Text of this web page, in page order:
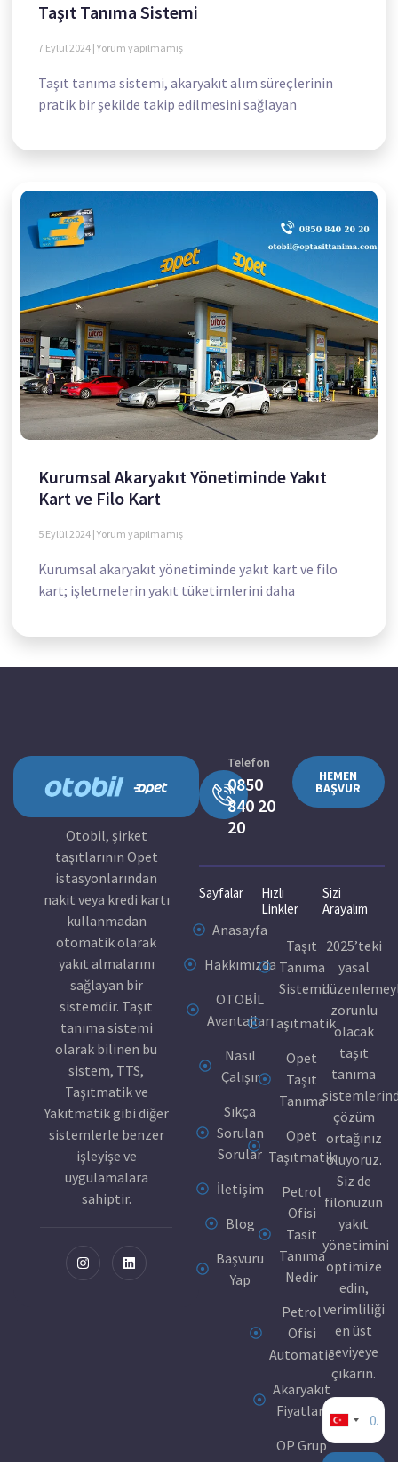
Taşıt Tanıma Sistemi
7 Eylül 2024 Yorum yapılmamış
Taşıt tanıma sistemi, akaryakıt alım süreçlerinin
pratik bir şekilde takip edilmesini sağlayan
Kurumsal Akaryakıt Yönetiminde Yakıt
Kart ve Filo Kart
5 Eylül 2024 Yorum yapılmamış
Kurumsal akaryakıt yönetiminde yakıt kart ve filo
kart; işletmelerin yakıt tüketimlerini daha
Otobil, şirket
taşıtlarının Opet
istasyonlarından
nakit veya kredi kartı
kullanmadan
otomatik olarak
yakıt almalarını
sağlayan bir
sistemdir. Taşıt
tanıma sistemi
olarak bilinen bu
sistem, TTS,
Taşıtmatik ve
Yakıtmatik gibi diğer
sistemlerle benzer
işleyişe ve
uygulamalara
sahiptir.
Telefon
0850
840 20
20
HEMEN
BAŞVUR
Sayfalar
Anasayfa
Hakkımızda
OTOBİL
Avantajları
Nasıl
Çalışır
Sıkça
Sorulan
Sorular
İletişim
Blog
Başvuru
Yap
Hızlı
Linkler
Taşıt
Tanıma
Sistemi
Taşıtmatik
Opet
Taşıt
Tanıma
Opet
Taşıtmatik
Petrol
Ofisi
Tasit
Tanıma
Nedir
Petrol
Ofisi
Automatic
Akaryakıt
Fiyatları
OP Grup
Sizi
Arayalım
2025’teki
yasal
zorunlu
olacak
taşıt
tanıma
çözüm
ortağınız
oluyoruz.
Siz de
filonuzun
yakıt
yönetimini
optimize
edin,
verimliliği
en üst
seviyeye
çıkarın.
Turkey
+90